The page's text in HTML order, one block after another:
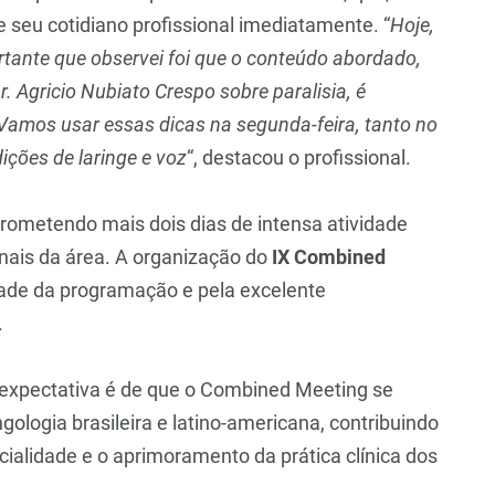
seu cotidiano profissional imediatamente. “Hoje,
que observei foi que o conteúdo abordado,
Agricio Nubiato Crespo sobre paralisia, é
usar essas dicas na segunda-feira, tanto no
de laringe e voz“, destacou o profissional.
mais dois dias de intensa atividade
da área. A organização do IX Combined
da programação e pela excelente
é de que o Combined Meeting se
brasileira e latino-americana, contribuindo
e o aprimoramento da prática clínica dos